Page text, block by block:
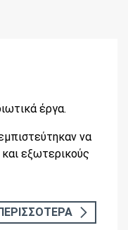
έργα.
να
εξωτερικούς